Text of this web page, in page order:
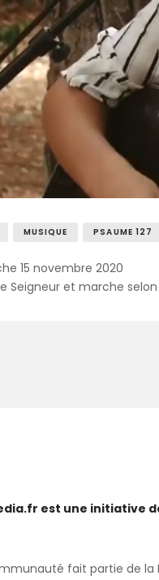
MUSIQUE PSAUME 127
15 novembre 2020
Seigneur et marche selon
est une initiative
fait partie de la